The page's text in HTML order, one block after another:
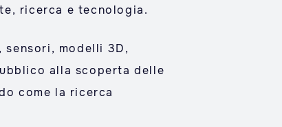
ricerca e tecnologia.
modelli 3D,
alla scoperta delle
come la ricerca